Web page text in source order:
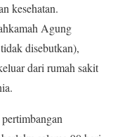
kesehatan.
Agung
disebutkan),
dari rumah sakit